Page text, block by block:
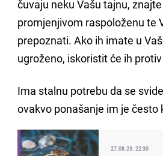
čuvaju neku Vašu tajnu,
promjenjivom raspoloženu te
prepoznati. Ako ih imate u
ugroženo, iskoristit će ih
Ima stalnu potrebu da se
ovakvo ponašanje im je
27.08.23. 22:30